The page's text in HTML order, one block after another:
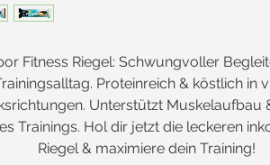
Fitness Riegel: Schwungvoller
Proteinreich & köstlich in
Unterstützt Muskelaufbau
Trainings. Hol dir jetzt die leckeren
Riegel & maximiere dein Training!